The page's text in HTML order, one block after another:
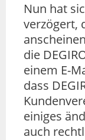
Nun hat
verzögert,
die
einem E-
dass
einiges
auch